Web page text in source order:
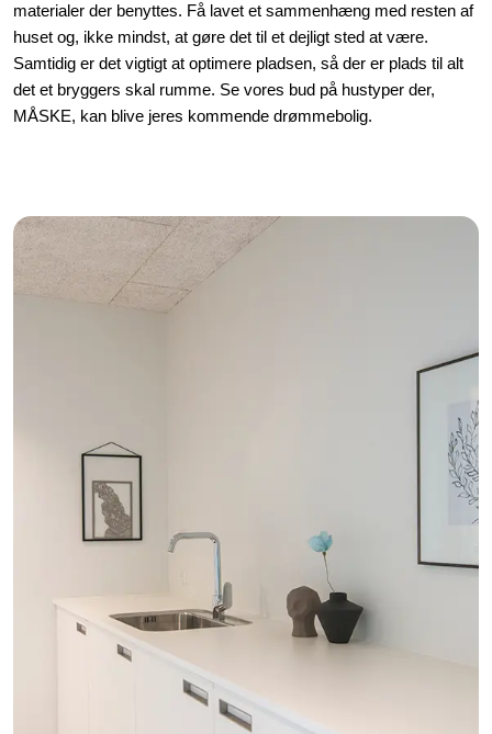
materialer der benyttes. Få lavet et sammenhæng med resten af
huset og, ikke mindst, at gøre det til et dejligt sted at være.
Samtidig er det vigtigt at optimere pladsen, så der er plads til alt
det et bryggers skal rumme. Se vores bud på hustyper der,
MÅSKE, kan blive jeres kommende drømmebolig.